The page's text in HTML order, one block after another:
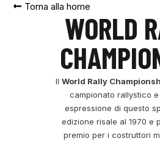
Torna alla home
WORLD
Il World Rally
campionato rallystico e
espressione di questo
edizione risale al 1970 e
premio per i costruttori